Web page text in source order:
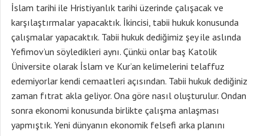
İslam tarihi ile Hristiyanlık tarihi üzerinde çalışacak ve
karşılaştırmalar yapacaktık. İkincisi, tabii hukuk konusunda
çalışmalar yapacaktık. Tabii hukuk dediğimiz şey ile aslında
Yefimov’un söyledikleri aynı. Çünkü onlar baş Katolik
Üniversite olarak İslam ve Kur’an kelimelerini telaffuz
edemiyorlar kendi cemaatleri açısından. Tabii hukuk dediğiniz
zaman fıtrat akla geliyor. Ona göre nasıl oluşturulur. Ondan
sonra ekonomi konusunda birlikte çalışma anlaşması
yapmıştık. Yeni dünyanın ekonomik felsefi arka planını